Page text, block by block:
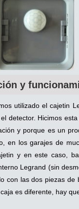
y
utilizado el cajetin
detector. Hicimos
y porque es un
en los garajes de
y en este caso,
Legrand (sin
con las dos piezas de
es diferente, hay